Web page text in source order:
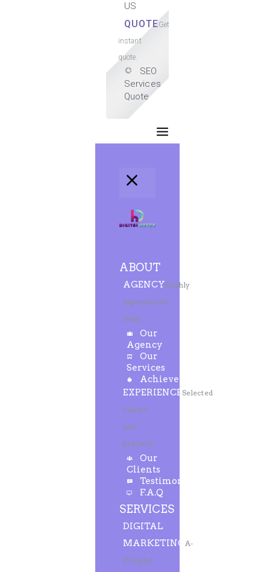
US
QUOTEGet
instant
quote.
SEO
Services
Quote
ABOUT
AGENCYHighly
experienced
team
Our
Agency
Our
Services
Achievements
EXPERIENCE Selected
clients
and
projects
Our
Clients
Testimonials
F.A.Q
SERVICES
DIGITAL
MARKETING A-
Z Digital